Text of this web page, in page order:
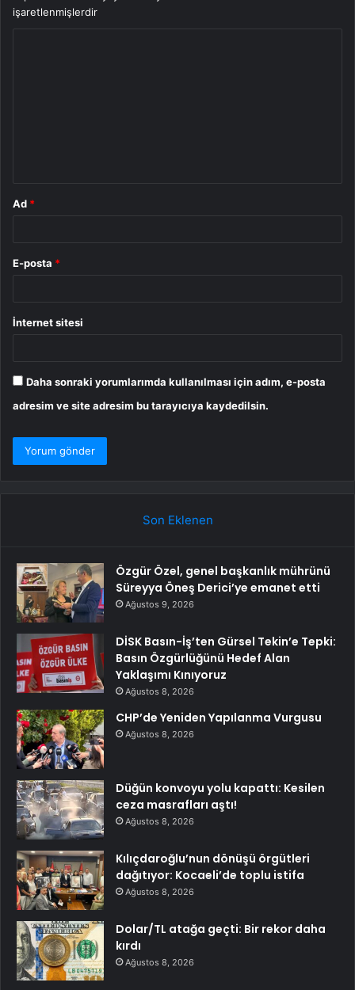
işaretlenmişlerdir
Ad *
E-posta *
İnternet sitesi
Daha sonraki yorumlarımda kullanılması için adım, e-posta
adresim ve site adresim bu tarayıcıya kaydedilsin.
Son Eklenen
Özgür Özel, genel başkanlık mührünü
Süreyya Öneş Derici’ye emanet etti
Ağustos 9, 2026
DİSK Basın-İş’ten Gürsel Tekin’e Tepki:
Basın Özgürlüğünü Hedef Alan
Yaklaşımı Kınıyoruz
Ağustos 8, 2026
CHP’de Yeniden Yapılanma Vurgusu
Ağustos 8, 2026
Düğün konvoyu yolu kapattı: Kesilen
ceza masrafları aştı!
Ağustos 8, 2026
Kılıçdaroğlu’nun dönüşü örgütleri
dağıtıyor: Kocaeli’de toplu istifa
Ağustos 8, 2026
Dolar/TL atağa geçti: Bir rekor daha
kırdı
Ağustos 8, 2026